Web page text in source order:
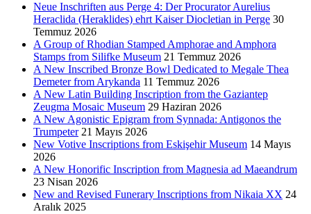
Neue Inschriften aus Perge 4: Der Procurator Aurelius
Heraclida (Heraklides) ehrt Kaiser Diocletian in Perge 30
Temmuz 2026
A Group of Rhodian Stamped Amphorae and Amphora
Stamps from Silifke Museum 21 Temmuz 2026
A New Inscribed Bronze Bowl Dedicated to Megale Thea
Demeter from Arykanda 11 Temmuz 2026
A New Latin Building Inscription from the Gaziantep
Zeugma Mosaic Museum 29 Haziran 2026
A New Agonistic Epigram from Synnada: Antigonos the
Trumpeter 21 Mayıs 2026
New Votive Inscriptions from Eskişehir Museum 14 Mayıs
2026
A New Honorific Inscription from Magnesia ad Maeandrum
23 Nisan 2026
New and Revised Funerary Inscriptions from Nikaia XX 24
Aralık 2025